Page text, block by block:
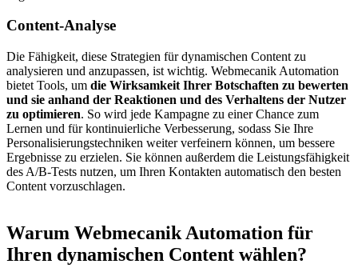
Content-Analyse
Die Fähigkeit, diese Strategien für dynamischen Content zu
analysieren und anzupassen, ist wichtig. Webmecanik Automation
bietet Tools, um die Wirksamkeit Ihrer Botschaften zu bewerten
und sie anhand der Reaktionen und des Verhaltens der Nutzer
zu optimieren. So wird jede Kampagne zu einer Chance zum
Lernen und für kontinuierliche Verbesserung, sodass Sie Ihre
Personalisierungstechniken weiter verfeinern können, um bessere
Ergebnisse zu erzielen. Sie können außerdem die Leistungsfähigkeit
des A/B-Tests nutzen, um Ihren Kontakten automatisch den besten
Content vorzuschlagen.
Warum Webmecanik Automation für
Ihren dynamischen Content wählen?